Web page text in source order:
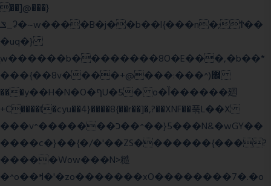
��]@���}
ݏ_ʡ�~w����B�j��b��l{���n�;Ϯ��
�uq�}
ֲw������b��������8O�E���,�b��*
���{��8v����+@���:���^)޾
���y��H�N�O�ףU�5� o�Ȉ������廻
+C����ŧ�cyu��4}����8{��r��]�,?��XNF��푺L��X
���v^�������כ��^��}5���N&�wGY��
����c�}��{�/�'��ZS�������{���?
�����Wow���N>糙
�^o��ߞ�'�zo�������xO��������7�.�o